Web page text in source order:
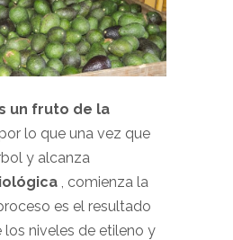
un fruto de la
por lo que una vez que
y alcanza
, comienza la
es el resultado
niveles de etileno y